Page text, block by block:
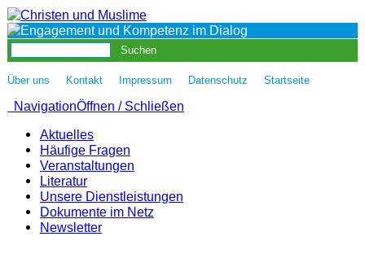
Über uns Kontakt| Impressum Datenschutz Startseite
NavigationÖffnen / Schließen
Aktuelles
Häufige Fragen
Veranstaltungen
Literatur
Unsere Dienstleistungen
Dokumente im Netz
Newsletter